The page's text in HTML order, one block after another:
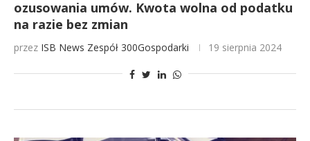
ozusowania umów. Kwota wolna od podatku
na razie bez zmian
przez ISB News Zespół 300Gospodarki 19 sierpnia 2024